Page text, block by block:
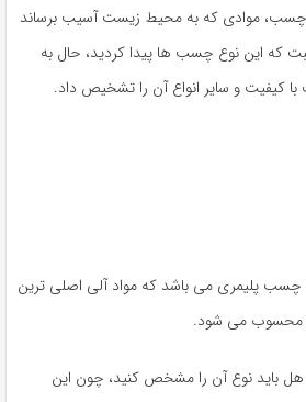
چسب، موادی که به محیط زیست آسیب برساند
که این نوع چسب ها پیدا کردید، حال به
کیفیت و سایر انواع آن را تشخیص داد.
پلیمری می باشد که مواد آلی اصلی ترین
محسوب می شود.
باید نوع آن را مشخص کنید، چون این